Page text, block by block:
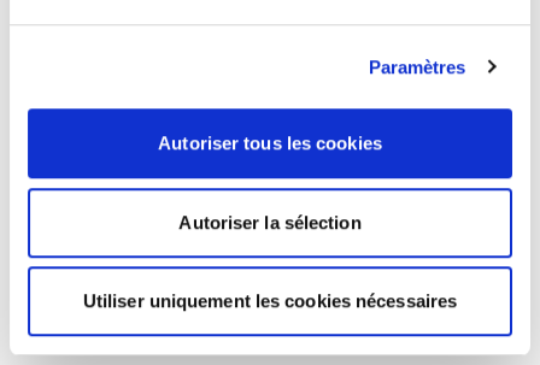
Paramètres
Autoriser tous les cookies
Autoriser la sélection
Utiliser uniquement les cookies nécessaires